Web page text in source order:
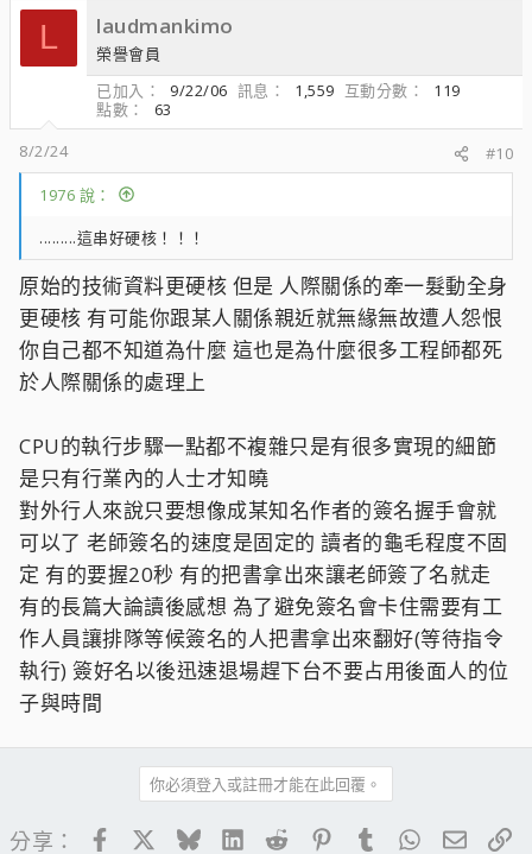
L laudmankimo
榮譽會員
已加入
9/22/06 訊息 1,559 互動分數
119
點數
63
8/2/24
#10
1976 說：
.........這串好硬核！！！
原始的技術資料更硬核 但是 人際關係的牽一髮動全身
更硬核 有可能你跟某人關係親近就無緣無故遭人怨恨
你自己都不知道為什麼 這也是為什麼很多工程師都死
於人際關係的處理上
CPU的執行步驟一點都不複雜只是有很多實現的細節
是只有行業內的人士才知曉
對外行人來說只要想像成某知名作者的簽名握手會就
可以了 老師簽名的速度是固定的 讀者的龜毛程度不固
定 有的要握20秒 有的把書拿出來讓老師簽了名就走
有的長篇大論讀後感想 為了避免簽名會卡住需要有工
作人員讓排隊等候簽名的人把書拿出來翻好(等待指令
執行) 簽好名以後迅速退場趕下台不要占用後面人的位
子與時間
你必須登入或註冊才能在此回覆。
分享： FacebookBlueskyLinkedIn
Reddit PinterestTumblrWhatsApp
電子